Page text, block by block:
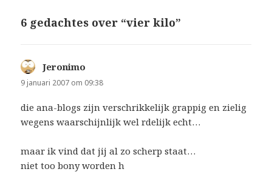
6 gedachtes over “vier kilo”
Jeronimo
9 januari 2007 om 09:38
die ana-blogs zijn verschrikkelijk grappig en zielig
wegens waarschijnlijk wel rdelijk echt…
maar ik vind dat jij al zo scherp staat…
niet too bony worden h